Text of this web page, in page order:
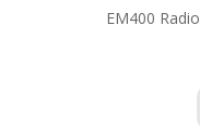
EM400 Radio